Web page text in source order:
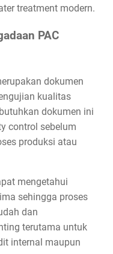
treatment modern.
PAC
dokumen
kualitas
dokumen ini
control sebelum
produksi atau
mengetahui
sehingga proses
dan
terutama untuk
internal maupun